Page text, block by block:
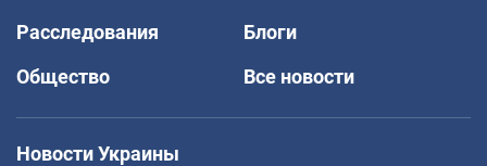
Расследования
Блоги
Общество
Все новости
Новости Украины